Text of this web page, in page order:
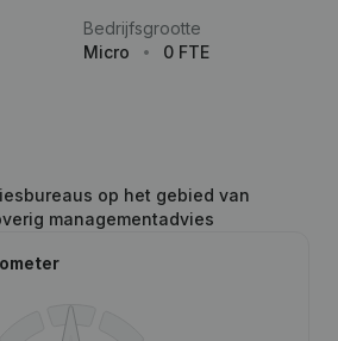
Bedrijfsgrootte
Micro
0 FTE
op het gebied van
managementadvies